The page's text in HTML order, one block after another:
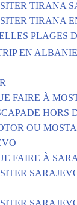
TIRANA
TIRANA
PLAGES
EN
FAIRE À
HORS
OU
FAIRE À